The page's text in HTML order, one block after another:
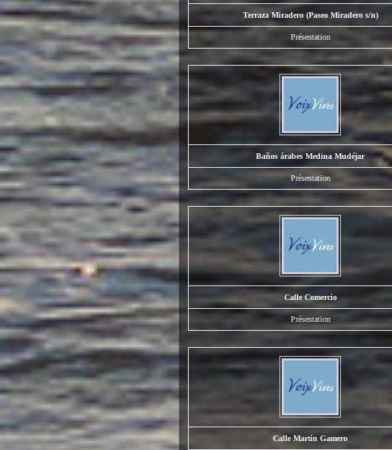
Terraza Miradero (Paseo Miradero s/n)
Présentation
Baños árabes Medina Mudéjar
Présentation
Calle Comercio
Présentation
Calle Martín Gamero